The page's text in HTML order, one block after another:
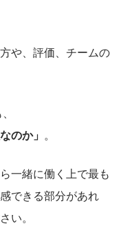
や、評価、チームの
のか」 。
一緒に働く上で最も
できる部分があれ
い。